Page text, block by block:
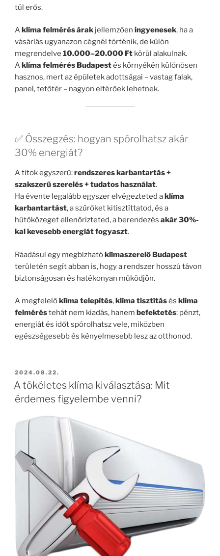
túl erős.
A klíma felmérés árak jellemzően ingyenesek, ha a
vásárlás ugyanazon cégnél történik, de külön
megrendelve 10.000–20.000 Ft körül alakulnak.
A klíma felmérés Budapestés környékén különösen
hasznos, mert az épületek adottságai – vastag falak,
panel, tetőtér – nagyon eltérőek lehetnek.
✅ Összegzés: hogyan spórolhatsz akár
30% energiát?
A titok egyszerű:rendszeres karbantartás +
szakszerű szerelés + tudatos használat.
Ha évente legalább egyszer elvégezteted a klíma
karbantartást, a szűrőket kitisztíttatod, és a
hűtőközeget ellenőrizteted, a berendezés akár 30%-
kal kevesebb energiát fogyaszt.
Ráadásul egy megbízhatóklímaszerelő Budapest
területén segít abban is, hogy a rendszer hosszú távon
biztonságosan és hatékonyan működjön.
A megfelelő klíma telepítés, klíma tisztításés klíma
felméréstehát nem kiadás, hanem befektetés: pénzt,
energiát és időt spórolhatsz vele, miközben
egészségesebb és kényelmesebb lesz az otthonod.
BEKÜLDVE:
2024.08.22.
A tökéletes klíma kiválasztása: Mit
érdemes figyelembe venni?